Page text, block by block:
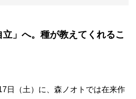
」へ。種が教えてくれるこ
日（土）に、森ノオトでは在来作